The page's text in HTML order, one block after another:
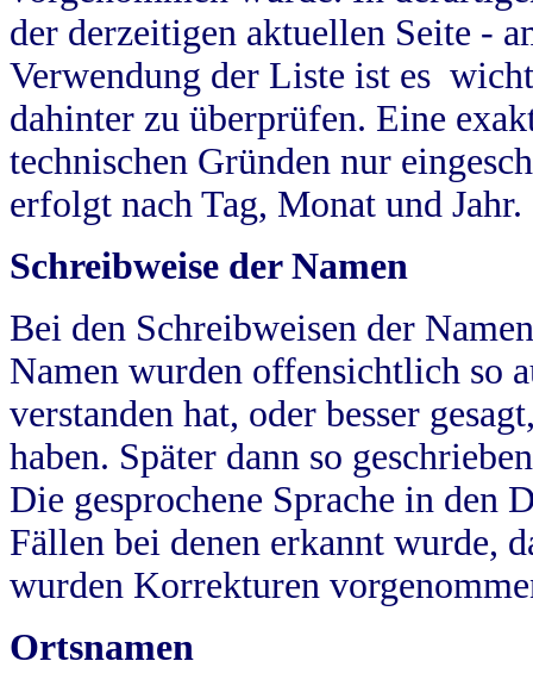
der derzeitigen aktuellen Seite -
Verwendung der Liste ist es
dahinter zu überprüfen. Eine
technischen Gründen nur
erfolgt nach Tag, Monat und Jahr.
Schreibweise der Namen
Bei den Schreibweisen der
Namen wurden offensichtlich so
verstanden hat, oder besser
haben. Später dann so
Die gesprochene Sprache in
Fällen bei denen erkannt wurde,
wurden Korrekturen
Ortsnamen